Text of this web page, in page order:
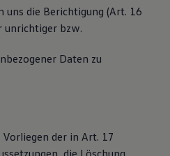
uns die Berichtigung (Art. 16
unrichtiger bzw.
Daten zu
Vorliegen der in Art. 17
die Löschung